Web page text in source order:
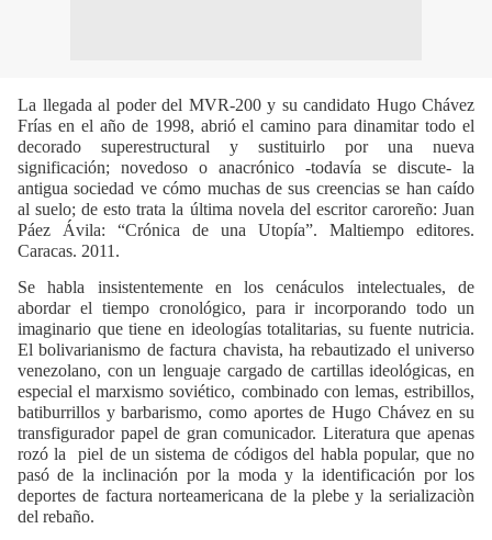
La llegada al poder del MVR-200 y su candidato Hugo Chávez
Frías en el año de 1998, abrió el camino para dinamitar todo el
decorado superestructural y sustituirlo por una nueva
significación; novedoso o anacrónico -todavía se discute- la
antigua sociedad ve cómo muchas de sus creencias se han caído
al suelo; de esto trata la última novela del escritor caroreño: Juan
Páez Ávila: “Crónica de una Utopía”. Maltiempo editores.
Caracas. 2011.
Se habla insistentemente en los cenáculos intelectuales, de
abordar el tiempo cronológico, para ir incorporando todo un
imaginario que tiene en ideologías totalitarias, su fuente nutricia.
El bolivarianismo de factura chavista, ha rebautizado el universo
venezolano, con un lenguaje cargado de cartillas ideológicas, en
especial el marxismo soviético, combinado con lemas, estribillos,
batiburrillos y barbarismo, como aportes de Hugo Chávez en su
transfigurador papel de gran comunicador. Literatura que apenas
rozó la
piel de un sistema de códigos del habla popular, que no
pasó de la inclinación por la moda y la identificación por los
deportes de factura norteamericana de la plebe y la serializaciòn
del rebaño.